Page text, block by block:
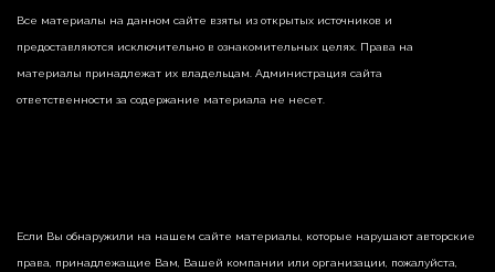
Все материалы на данном сайте взяты из открытых источников и
предоставляются исключительно в ознакомительных целях. Права на
материалы принадлежат их владельцам. Администрация сайта
ответственности за содержание материала не несет.
Если Вы обнаружили на нашем сайте материалы, которые нарушают авторские
права, принадлежащие Вам, Вашей компании или организации, пожалуйста,